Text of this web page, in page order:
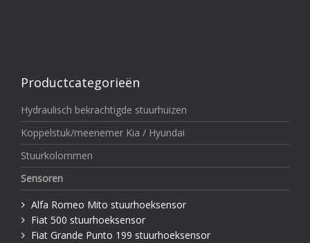
Productcategorieën
Hydraulisch bekrachtigde stuurhuizen
Koppelstuk/meenemer Kia / Hyundai
Stuurkolommen
Sensoren
Alfa Romeo Mito stuurhoeksensor
Fiat 500 stuurhoeksensor
Fiat Grande Punto 199 stuurhoeksensor